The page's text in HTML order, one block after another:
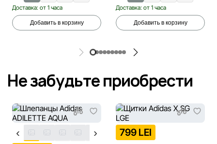
Доставка: от 1 часа
Добавить в корзину
Доставка: от 1 часа
Добавить в корзину
Не забудьте приобрести
799 LEI